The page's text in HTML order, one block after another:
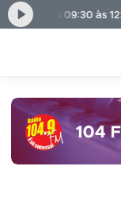
das 09:30 às 12:30